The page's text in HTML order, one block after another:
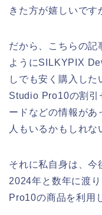
きた方が嬉しいです
だから、こちらの記
ようにSILKYPIX
しでも安く購入し
Studio Pro10の割引
ードなどの情報があ
人もいるかもしれな
それに私自身は、今
2024年と数年に渡
Pro10の商品を利用